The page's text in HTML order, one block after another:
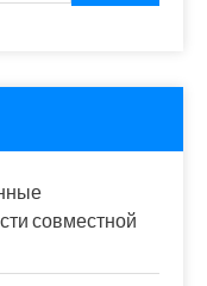
совместной